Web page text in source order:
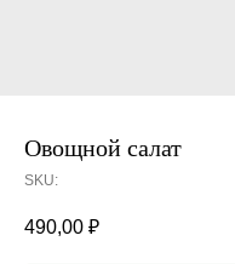
Овощной салат
SKU:
490,00 ₽